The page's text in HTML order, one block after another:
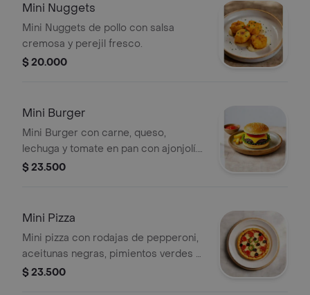
Mini Nuggets
Mini Nuggets de pollo con salsa
cremosa y perejil fresco.
$ 20.000
Mini Burger
Mini Burger con carne, queso,
lechuga y tomate en pan con ajonjolí.
Acompañada de papas fritas.
$ 23.500
Mini Pizza
Mini pizza con rodajas de pepperoni,
aceitunas negras, pimientos verdes y
queso.
$ 23.500